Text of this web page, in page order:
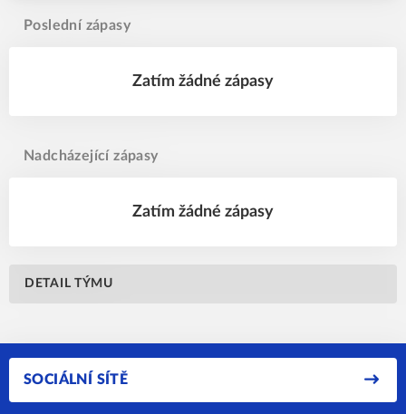
Poslední zápasy
Zatím žádné zápasy
Nadcházející zápasy
Zatím žádné zápasy
DETAIL TÝMU
SOCIÁLNÍ SÍTĚ